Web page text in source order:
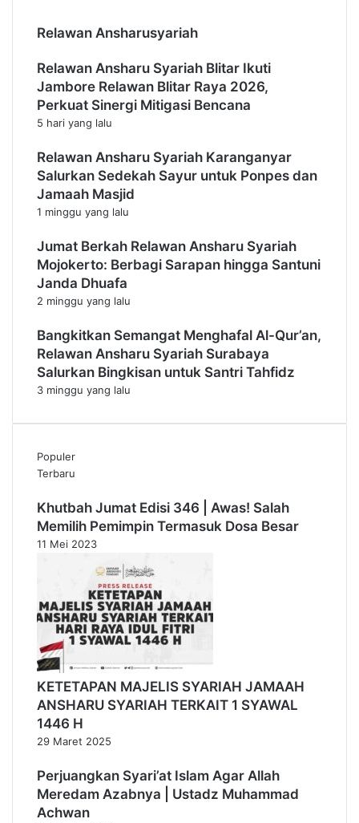
n
r
I
n
h
r
i
a
p
M
n
b
u
l
a
n
Relawan Ansharusyariah
Relawan Ansharu Syariah Blitar Ikuti
Jambore Relawan Blitar Raya 2026,
Perkuat Sinergi Mitigasi Bencana
5 hari yang lalu
Relawan Ansharu Syariah Karanganyar
Salurkan Sedekah Sayur untuk Ponpes dan
Jamaah Masjid
1 minggu yang lalu
Jumat Berkah Relawan Ansharu Syariah
Mojokerto: Berbagi Sarapan hingga Santuni
Janda Dhuafa
2 minggu yang lalu
Bangkitkan Semangat Menghafal Al-Qur’an,
Relawan Ansharu Syariah Surabaya
Salurkan Bingkisan untuk Santri Tahfidz
3 minggu yang lalu
Populer
Terbaru
Khutbah Jumat Edisi 346 | Awas! Salah
Memilih Pemimpin Termasuk Dosa Besar
11 Mei 2023
KETETAPAN MAJELIS SYARIAH JAMAAH
ANSHARU SYARIAH TERKAIT 1 SYAWAL
1446 H
29 Maret 2025
Perjuangkan Syari’at Islam Agar Allah
Meredam Azabnya | Ustadz Muhammad
Achwan